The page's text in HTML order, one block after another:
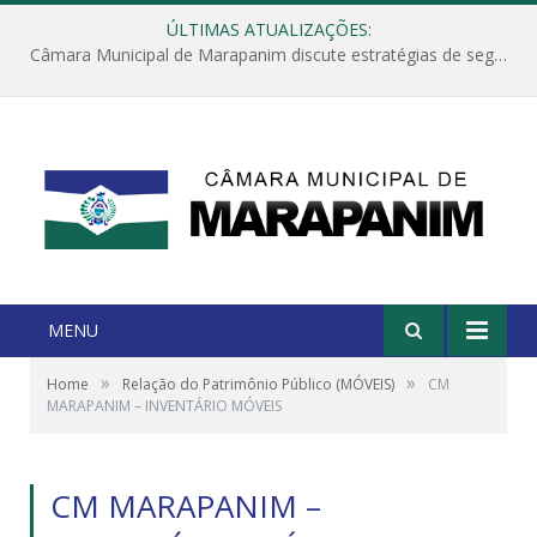
ÚLTIMAS ATUALIZAÇÕES:
Câmara Municipal de Marapanim discute estratégias de segurança com autoridades e poder executivo
MENU
Home » Relação do Patrimônio Público (MÓVEIS) »
CM
MARAPANIM – INVENTÁRIO MÓVEIS
CM MARAPANIM –